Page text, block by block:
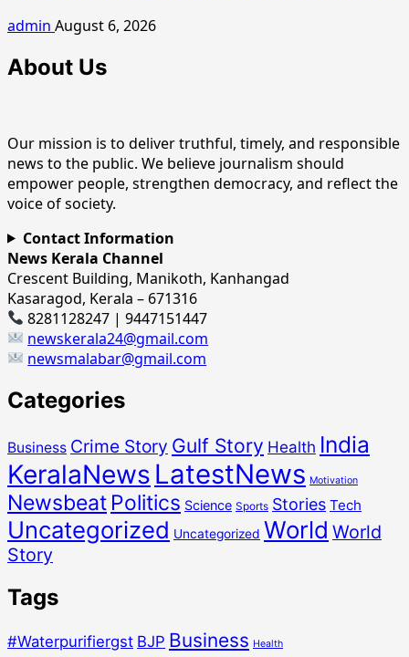
admin August 6, 2026
About Us
Our mission is to deliver truthful, timely, and responsible
news to the public. We believe journalism should
empower people, strengthen democracy, and reflect the
voice of society.
Contact Information
News Kerala Channel
Crescent Building, Manikoth, Kanhangad
Kasaragod, Kerala – 671316
8281128247 | 9447151447
newskerala24@gmail.com
newsmalabar@gmail.com
Categories
Business Crime Story Gulf Story Health India
KeralaNews LatestNews Motivation
Newsbeat Politics Science Sports Stories Tech
Uncategorized Uncategorized World World
Story
Tags
#Waterpurifiergst BJP Business Health